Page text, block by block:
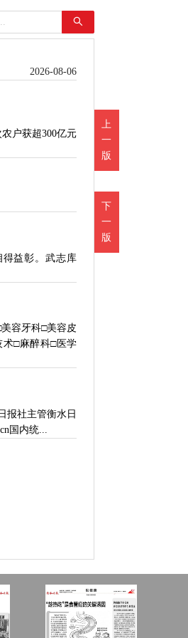
上
一
版
下
一
版
2026-08-06
户获超300亿元
益彰。武志库
容牙科□美容皮
术□麻醉科□医学
报社主管衡水日
国内统...